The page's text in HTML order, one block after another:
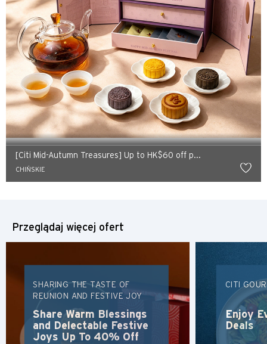
[Citi Mid-Autumn Treasures] Up to HK$60 off p...
CHIŃSKIE
Przeglądaj więcej ofert
SHARING THE TASTE OF
REUNION AND FESTIVE JOY
Share Warm Blessings
and Delectable Festive
Joys Up To 40% Off
CITI
Enjoy
Deals
Preferowany język
Potwierdź
Hongkong
Singapur
Sydney, Australia